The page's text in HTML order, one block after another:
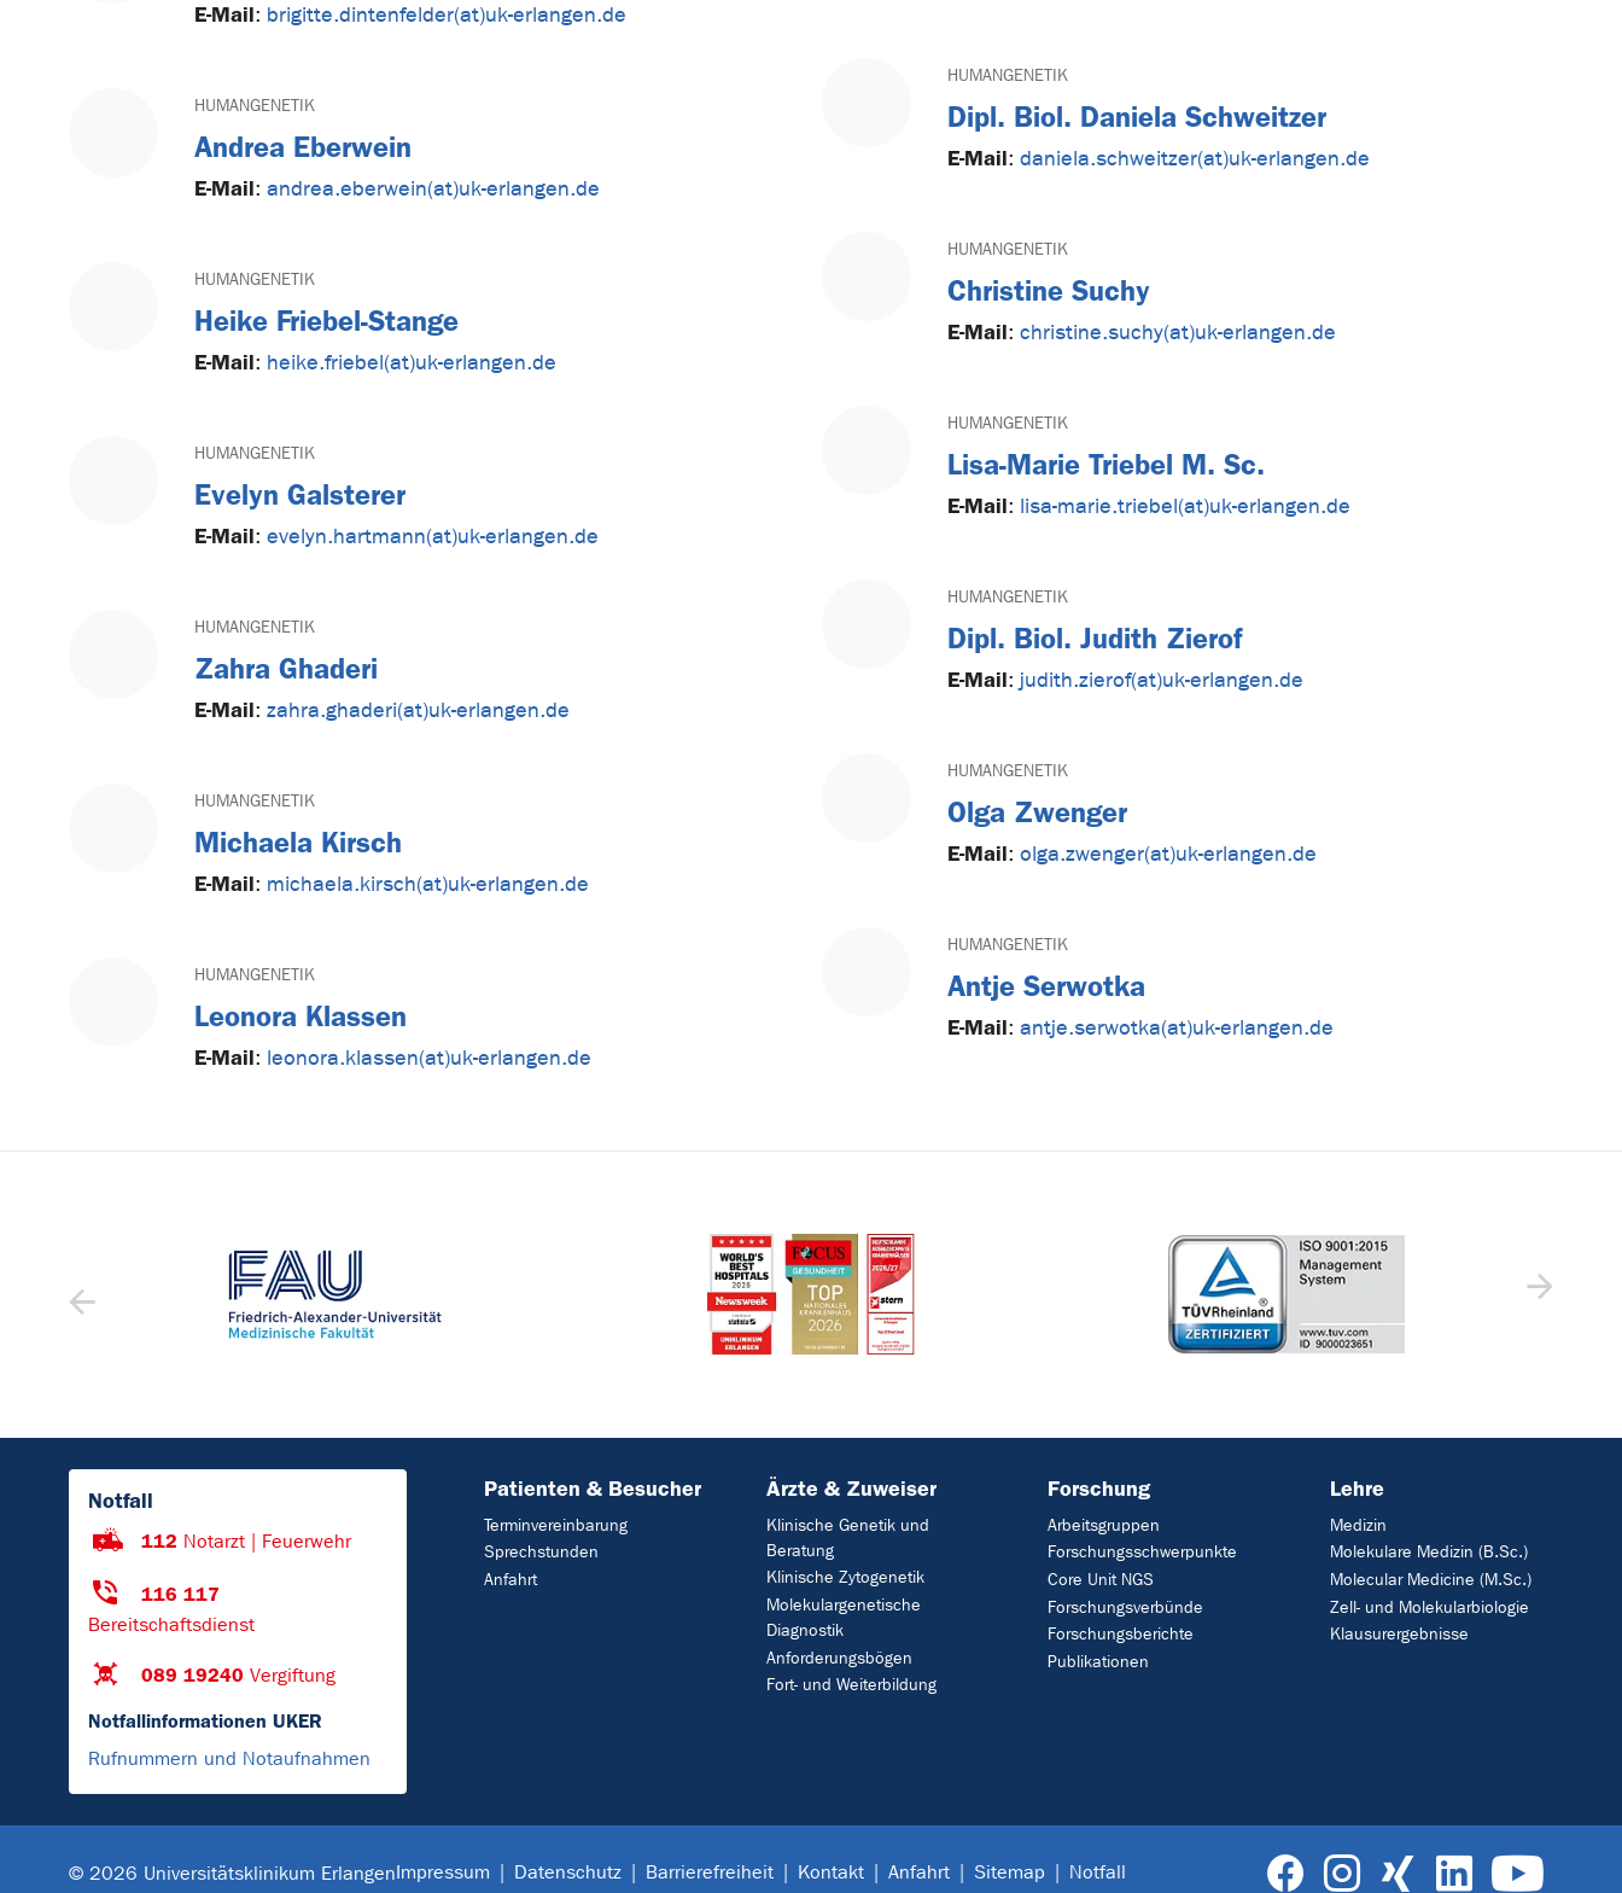
E-Mail: brigitte.dintenfelder(at)uk-erlangen.de
HUMANGENETIK
Andrea Eberwein
E-Mail: andrea.eberwein(at)uk-erlangen.de
HUMANGENETIK
Heike Friebel-Stange
E-Mail: heike.friebel(at)uk-erlangen.de
HUMANGENETIK
Evelyn Galsterer
E-Mail: evelyn.hartmann(at)uk-erlangen.de
HUMANGENETIK
Zahra Ghaderi
E-Mail: zahra.ghaderi(at)uk-erlangen.de
HUMANGENETIK
Michaela Kirsch
E-Mail: michaela.kirsch(at)uk-erlangen.de
HUMANGENETIK
Leonora Klassen
E-Mail: leonora.klassen(at)uk-erlangen.de
HUMANGENETIK
Dipl. Biol. Daniela Schweitzer
E-Mail: daniela.schweitzer(at)uk-erlangen.de
HUMANGENETIK
Christine Suchy
E-Mail: christine.suchy(at)uk-erlangen.de
HUMANGENETIK
Lisa-Marie Triebel M. Sc.
E-Mail: lisa-marie.triebel(at)uk-erlangen.de
HUMANGENETIK
Dipl. Biol. Judith Zierof
E-Mail: judith.zierof(at)uk-erlangen.de
HUMANGENETIK
Olga Zwenger
E-Mail: olga.zwenger(at)uk-erlangen.de
HUMANGENETIK
Antje Serwotka
E-Mail: antje.serwotka(at)uk-erlangen.de
Notfall
112 Notarzt | Feuerwehr
116 117
Bereitschaftsdienst
089 19240 Vergiftung
Notfallinformationen UKER
Rufnummern und Notaufnahmen
Patienten & Besucher
Terminvereinbarung
Sprechstunden
Anfahrt
Ärzte & Zuweiser
Klinische Genetik und
Beratung
Klinische Zytogenetik
Molekulargenetische
Diagnostik
Anforderungsbögen
Fort- und Weiterbildung
Forschung
Arbeitsgruppen
Forschungsschwerpunkte
Core Unit NGS
Forschungsverbünde
Forschungsberichte
Publikationen
Lehre
Medizin
Molekulare Medizin (B.Sc.)
Molecular Medicine (M.Sc.)
Zell- und Molekularbiologie
Klausurergebnisse
© 2026 Universitätsklinikum ErlangenImpressum Datenschutz Barrierefreiheit Kontakt Anfahrt Sitemap Notfall